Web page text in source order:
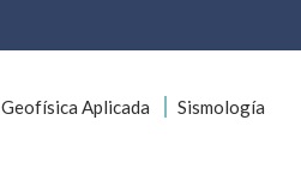
Geofísica Aplicada Sismología